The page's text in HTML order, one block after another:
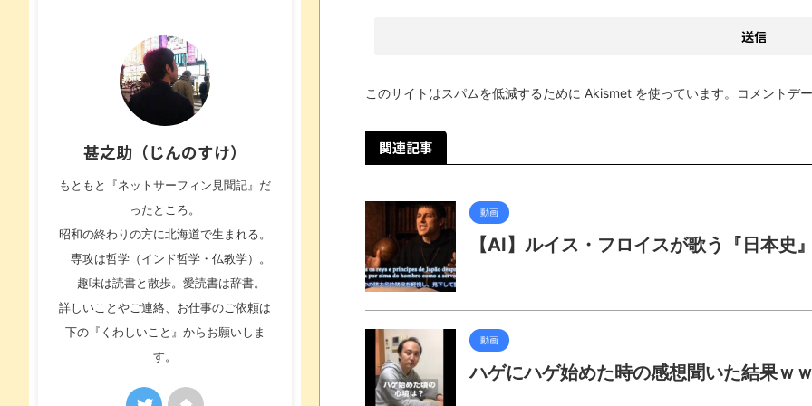
このサイトはスパムを低減するために Akismet を使っています。 コメントデ
関連記事
動画
【AI】ルイス・フロイスが歌う『日本史』
動画
ハゲにハゲ始めた時の感想聞いた結果ｗ
甚之助（じんのすけ）
もともと『ネットサーフィン見聞記』だ
ったところ。
昭和の終わりの方に北海道で生まれる。
専攻は哲学（インド哲学・仏教学）。
趣味は読書と散歩。愛読書は辞書。
詳しいことやご連絡、お仕事のご依頼は
下の『くわしいこと』からお願いしま
す。